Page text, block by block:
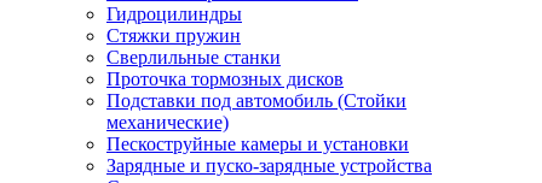
Гидроцилиндры
Стяжки пружин
Сверлильные станки
Проточка тормозных дисков
Подставки под автомобиль (Стойки
механические)
Пескоструйные камеры и установки
Зарядные и пуско-зарядные устройства